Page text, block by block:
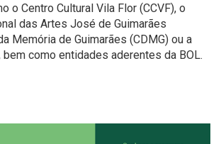
o Centro Cultural Vila Flor (CCVF), o
das Artes José de Guimarães
Memória de Guimarães (CDMG) ou a
bem como entidades aderentes da BOL.